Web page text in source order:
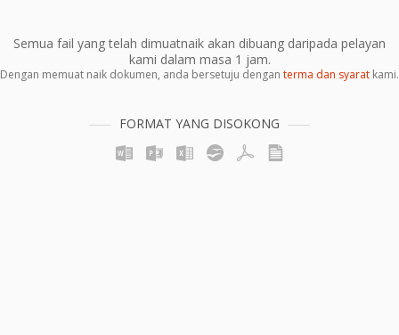
Semua fail yang telah dimuatnaik akan dibuang daripada pelayan
kami dalam masa 1 jam.
Dengan memuat naik dokumen, anda bersetuju dengan terma dan syarat kami.
FORMAT YANG DISOKONG